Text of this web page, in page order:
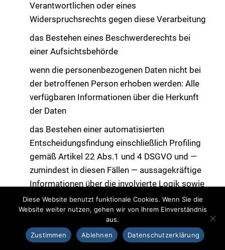
Verantwortlichen oder eines
Widerspruchsrechts gegen diese Verarbeitung
das Bestehen eines Beschwerderechts bei
einer Aufsichtsbehörde
wenn die personenbezogenen Daten nicht bei
der betroffenen Person erhoben werden: Alle
verfügbaren Informationen über die Herkunft
der Daten
das Bestehen einer automatisierten
Entscheidungsfindung einschließlich Profiling
gemäß Artikel 22 Abs.1 und 4 DSGVO und —
zumindest in diesen Fällen — aussagekräftige
Informationen über die involvierte Logik sowie
die Tragweite und die angestrebten
Auswirkungen einer derartigen Verarbeitung
für die betroffene Person
Ferner steht der betroffenen Person ein
Diese Website benutzt funktionale Cookies. Wenn Sie die
Website weiter nutzen, gehen wir von Ihrem Einverständnis
aus.
Zustimmen
Ablehnen Datenschutzerklärung